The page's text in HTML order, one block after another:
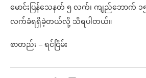
မောင်းပြန်သေနတ် ၅ လက်၊ ကျည်ဘောက်
လက်ခံရရှိခဲ့တယ်လို့ သိရပါတယ်။
စာတည်း – ရင်ငြိမ်း